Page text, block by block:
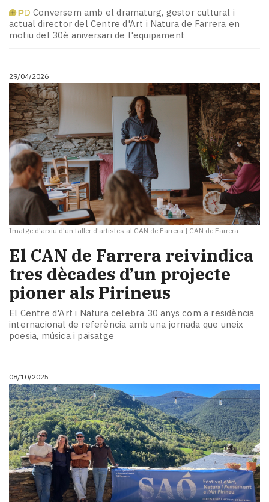
Conversem amb el dramaturg, gestor cultural i
actual director del Centre d'Art i Natura de Farrera en
motiu del 30è aniversari de l'equipament
29/04/2026
Imatge d'arxiu d'un taller d'artistes al CAN de Farrera | CAN de Farrera
El CAN de Farrera reivindica
tres dècades d’un projecte
pioner als Pirineus
El Centre d'Art i Natura celebra 30 anys com a residència
internacional de referència amb una jornada que uneix
poesia, música i paisatge
08/10/2025